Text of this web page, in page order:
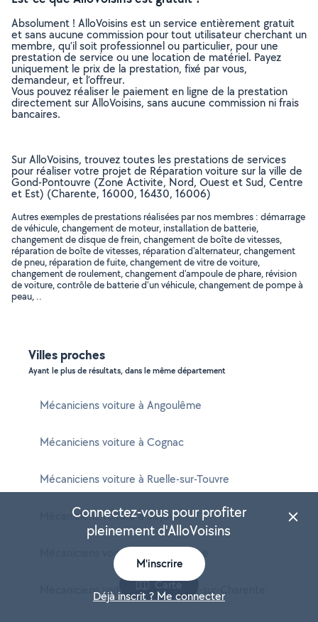
Absolument ! AlloVoisins est un service entièrement gratuit
et sans aucune commission pour tout utilisateur cherchant un
membre, qu’il soit professionnel ou particulier, pour une
prestation de service ou une location de matériel. Payez
uniquement le prix de la prestation, fixé par vous,
demandeur, et l’offreur.
Vous pouvez réaliser le paiement en ligne de la prestation
directement sur AlloVoisins, sans aucune commission ni frais
bancaires.
Sur AlloVoisins, trouvez toutes les prestations de services
pour réaliser votre projet de Réparation voiture sur la ville de
Gond-Pontouvre (Zone Activite, Nord, Ouest et Sud, Centre
et Est) (Charente, 16000, 16430, 16006)
Autres exemples de prestations réalisées par nos membres : démarrage
de véhicule, changement de moteur, installation de batterie,
changement de disque de frein, changement de boîte de vitesses,
réparation de boîte de vitesses, réparation d'alternateur, changement
de pneu, réparation de fuite, changement de vitre de voiture,
changement de roulement, changement d'ampoule de phare, révision
de voiture, contrôle de batterie d'un véhicule, changement de pompe à
peau, ..
Villes proches
Ayant le plus de résultats, dans le même département
Mécaniciens voiture à Angoulême
Mécaniciens voiture à Cognac
Mécaniciens voiture à Ruelle-sur-Touvre
Mécaniciens voiture à Soyaux
Mécaniciens voiture à La Couronne
Mécaniciens voiture à Saint-Yrieix-sur-Charente
Carte
Connectez-vous pour profiter
pleinement d'AlloVoisins
M'inscrire
Déjà inscrit ? Me connecter